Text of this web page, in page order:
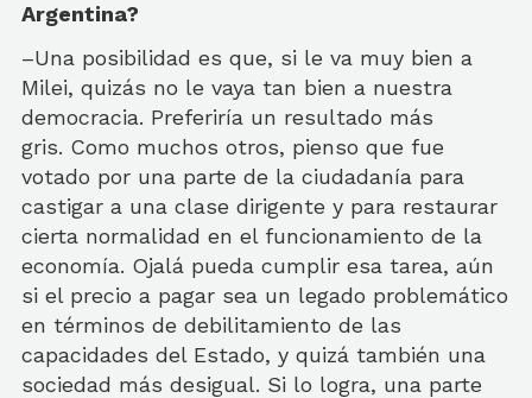
Argentina?
–Una posibilidad es que, si le va muy bien a
Milei, quizás no le vaya tan bien a nuestra
democracia. Preferiría un resultado más
gris. Como muchos otros, pienso que fue
votado por una parte de la ciudadanía para
castigar a una clase dirigente y para restaurar
cierta normalidad en el funcionamiento de la
economía. Ojalá pueda cumplir esa tarea, aún
si el precio a pagar sea un legado problemático
en términos de debilitamiento de las
capacidades del Estado, y quizá también una
sociedad más desigual. Si lo logra, una parte